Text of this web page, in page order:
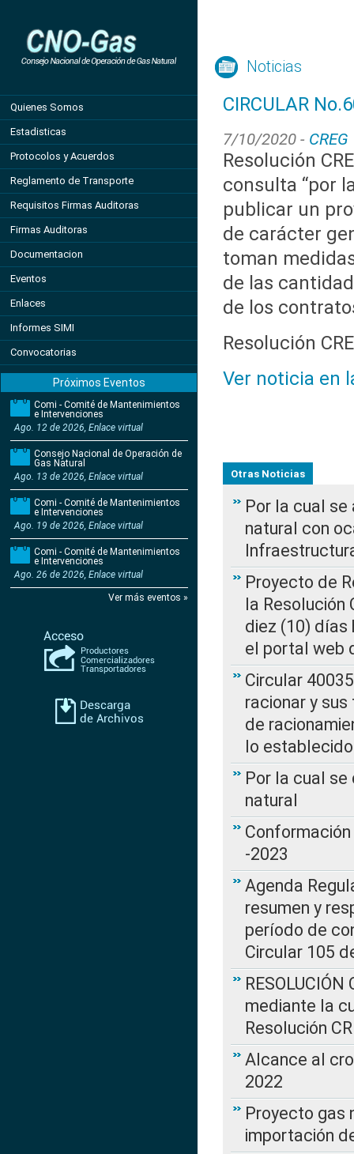
Quienes Somos
Estadisticas
Protocolos y Acuerdos
Reglamento de Transporte
Requisitos Firmas Auditoras
Firmas Auditoras
Documentacion
Eventos
Enlaces
Informes SIMI
Convocatorias
Próximos Eventos
Comi - Comité de Mantenimientos
e Intervenciones
Ago. 12 de 2026, Enlace virtual
Consejo Nacional de Operación de
Gas Natural
Ago. 13 de 2026, Enlace virtual
Comi - Comité de Mantenimientos
e Intervenciones
Ago. 19 de 2026, Enlace virtual
Comi - Comité de Mantenimientos
e Intervenciones
Ago. 26 de 2026, Enlace virtual
Ver más eventos »
Noticias
CIRCULAR
7/10/2020 - CREG
Resolución
consulta “por
publicar un
de carácter
toman
de las
de los
Resolución
Ver noticia en
Otras Noticias
Por la cual
natural con
Proyecto de
la Resolución
diez (10) días
el portal web
Circular
racionar y
de
lo
Por la cual
natural
-2023
Agenda
resumen y
período de
Circular 105
mediante la
Resolución
Alcance al
2022
Proyecto gas
importación